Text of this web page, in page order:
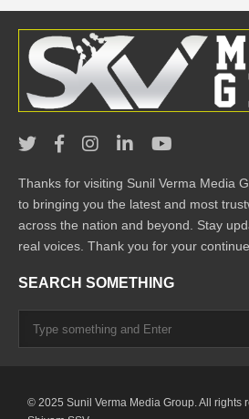
Thanks for visiting Sunil Verma Media
to bringing you the latest and most
across the nation and beyond. Stay
real voices. Thank you for your
SEARCH SOMETHING
© 2025 Sunil Verma Media Group. All rights